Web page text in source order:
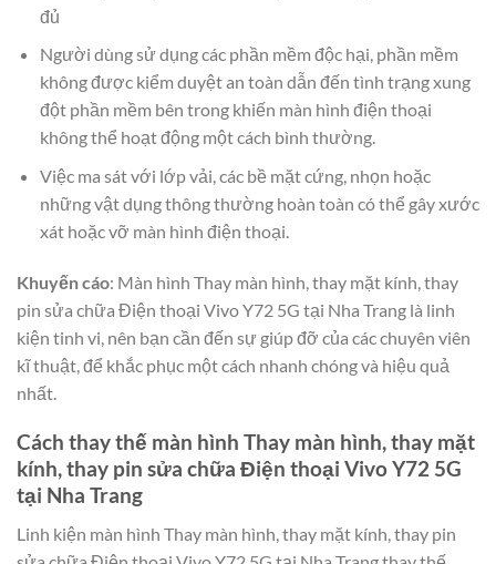
đủ
Người dùng sử dụng các phần mềm độc hại, phần mềm
không được kiểm duyệt an toàn dẫn đến tình trạng xung
đột phần mềm bên trong khiến màn hình điện thoại
không thể hoạt động một cách bình thường.
Việc ma sát với lớp vải, các bề mặt cứng, nhọn hoặc
những vật dụng thông thường hoàn toàn có thể gây xước
xát hoặc vỡ màn hình điện thoại.
Khuyến cáo: Màn hình Thay màn hình, thay mặt kính, thay
pin sửa chữa Điện thoại Vivo Y72 5G tại Nha Trang là linh
kiện tinh vi, nên bạn cần đến sự giúp đỡ của các chuyên viên
kĩ thuật, để khắc phục một cách nhanh chóng và hiệu quả
nhất.
Cách thay thế màn hình Thay màn hình, thay mặt
kính, thay pin sửa chữa Điện thoại Vivo Y72 5G
tại Nha Trang
Linh kiện màn hình Thay màn hình, thay mặt kính, thay pin